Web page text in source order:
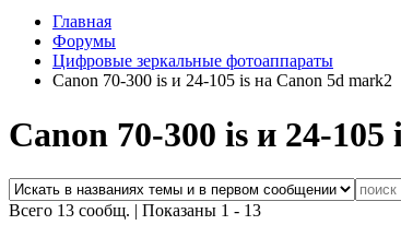
Главная
Форумы
Цифровые зеркальные фотоаппараты
Canon 70-300 is и 24-105 is на Canon 5d mark2
Canon 70-300 is и 24-
Всего 13 сообщ. | Показаны 1 - 13